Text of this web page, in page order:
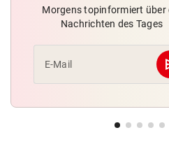
Morgens topinformiert über
Nachrichten des Tages
E-Mail